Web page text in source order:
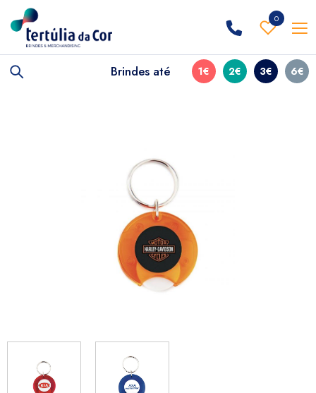
0
Brindes até 1€ 2€ 3€ 6€